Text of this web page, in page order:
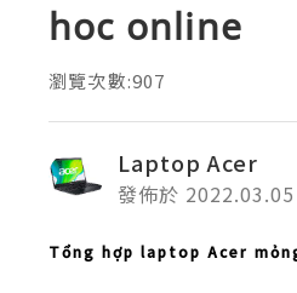
hoc online
瀏覽次數:907
Laptop Acer
發佈於 2022.03.05
Tổng hợp laptop Acer